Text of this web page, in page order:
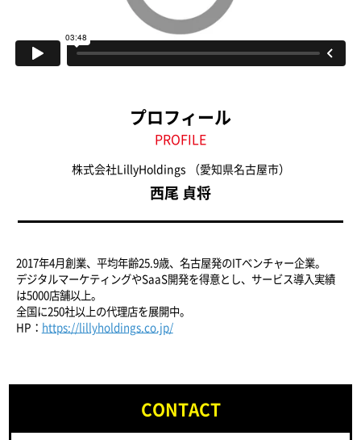
プロフィール
PROFILE
株式会社LillyHoldings （愛知県名古屋市）
西尾 貞将
2017年4月創業、平均年齢25.9歳、名古屋発のITベンチャー企業。
デジタルマーケティングやSaaS開発を得意とし、サービス導入実績
は5000店舗以上。
全国に250社以上の代理店を展開中。
HP： https://lillyholdings.co.jp/
CONTACT